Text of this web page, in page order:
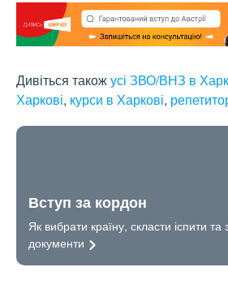
Дивіться такожусі ЗВО/ВНЗ в
Харкові, курси в Харкові,
Вступ за кордон
Як вибрати країну, скласти іспити та
документи